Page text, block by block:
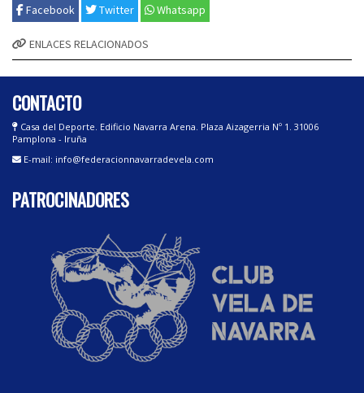
Facebook Twitter Whatsapp
ENLACES RELACIONADOS
CONTACTO
Casa del Deporte. Edificio Navarra Arena. Plaza Aizagerria Nº 1. 31006
Pamplona - Iruña
E-mail: info@federacionnavarradevela.com
PATROCINADORES